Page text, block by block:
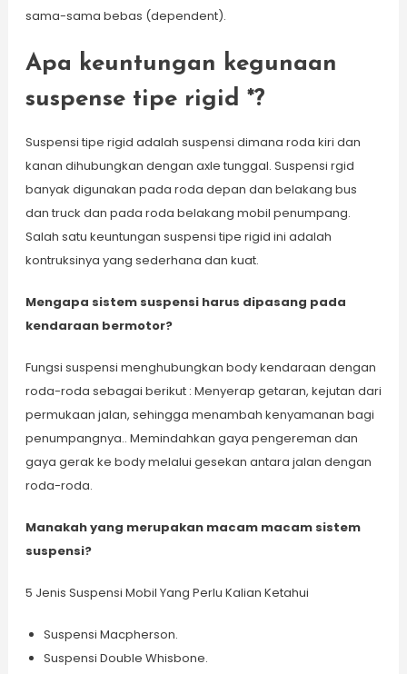
sama-sama bebas (dependent).
Apa keuntungan kegunaan
suspense tipe rigid *?
Suspensi tipe rigid adalah suspensi dimana roda kiri dan
kanan dihubungkan dengan axle tunggal. Suspensi rgid
banyak digunakan pada roda depan dan belakang bus
dan truck dan pada roda belakang mobil penumpang.
Salah satu keuntungan suspensi tipe rigid ini adalah
kontruksinya yang sederhana dan kuat.
Mengapa sistem suspensi harus dipasang pada
kendaraan bermotor?
Fungsi suspensi menghubungkan body kendaraan dengan
roda-roda sebagai berikut : Menyerap getaran, kejutan dari
permukaan jalan, sehingga menambah kenyamanan bagi
penumpangnya.. Memindahkan gaya pengereman dan
gaya gerak ke body melalui gesekan antara jalan dengan
roda-roda.
Manakah yang merupakan macam macam sistem
suspensi?
5 Jenis Suspensi Mobil Yang Perlu Kalian Ketahui
Suspensi Macpherson.
Suspensi Double Whisbone.